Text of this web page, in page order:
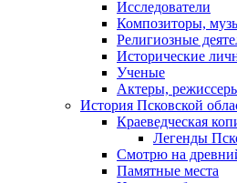
Исследователи
Композиторы,
Религиозные
Исторические
Ученые
Актеры,
История Псковской
Краеведческая
Легенды
Смотрю на
Памятные места